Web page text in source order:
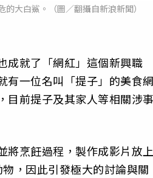
大白鯊。（圖／翻攝自新浪新聞）
成就了「網紅」這個新興職
有一位名叫「提子」的美食
目前提子及其家人等相關涉
將烹飪過程，製作成影片放
，因此引發極大的討論與關